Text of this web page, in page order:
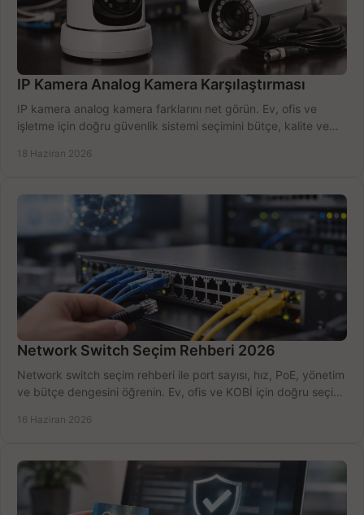
IP Kamera Analog Kamera Karşılaştırması
IP kamera analog kamera farklarını net görün. Ev, ofis ve
işletme için doğru güvenlik sistemi seçimini bütçe, kalite ve
18 Haziran 2026
Network Switch Seçim Rehberi 2026
Network switch seçim rehberi ile port sayısı, hız, PoE, yönetim
ve bütçe dengesini öğrenin. Ev, ofis ve KOBİ için doğru seçimi
16 Haziran 2026